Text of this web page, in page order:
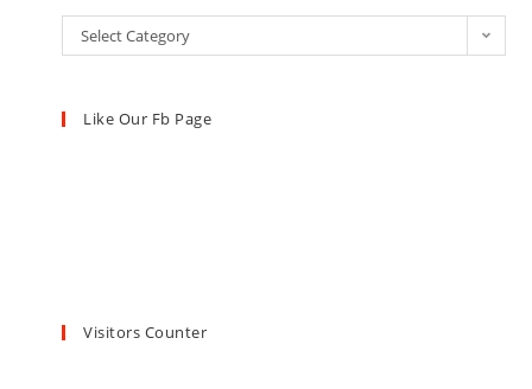
Select Category
Like Our Fb Page
Visitors Counter